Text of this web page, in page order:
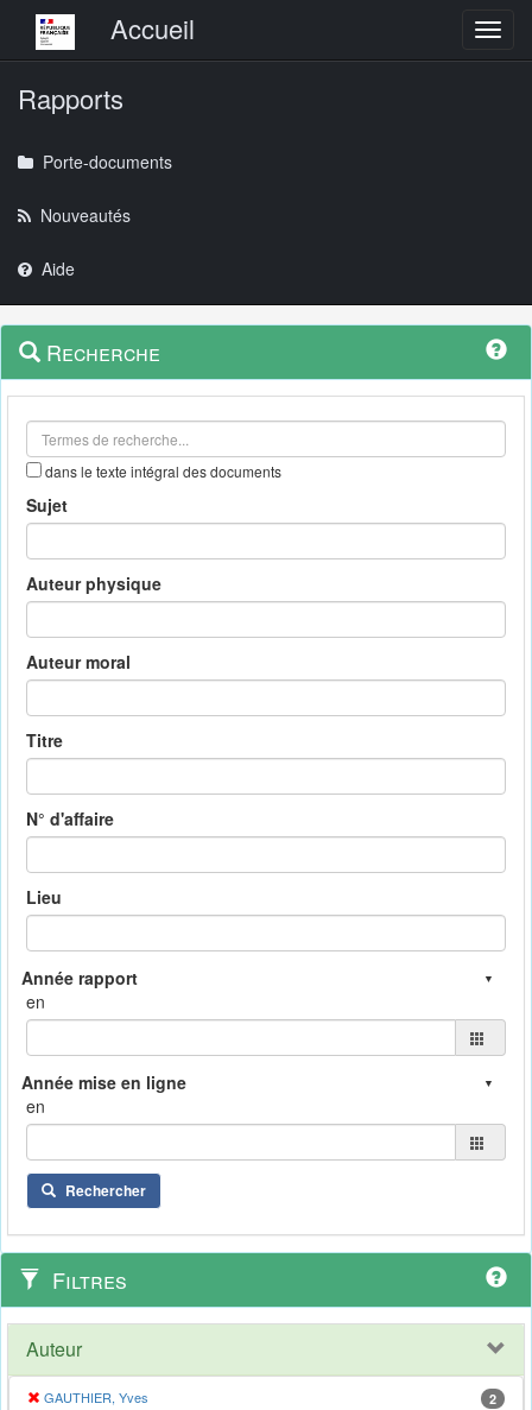
Menu principalAccueil
Rapports
Porte-documents
Nouveautés
Aide
Navigation
outils
Menu
contextuel
Recherche
dans le texte intégral des documents
Sujet
Auteur physique
Auteur moral
Titre
N° d'affaire
Lieu
en
en
Rechercher
Filtres
Auteur
GAUTHIER, Yves 2